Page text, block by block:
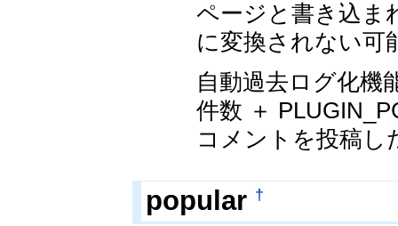
ページと書き込ま
に変換されない可
自動過去ログ化機
件数 ＋
コメントを投稿し
popular †